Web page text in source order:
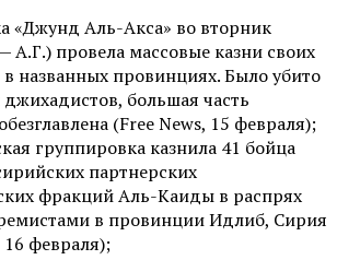
«Джунд Аль-Акса» во вторник
А.Г.) провела массовые казни своих
названных провинциях. Было убито
джихадистов, большая часть
(Free News, 15 февраля);
группировка казнила 41 бойца
партнерских
фракций Аль-Каиды в распрях
в провинции Идлиб, Сирия
февраля);